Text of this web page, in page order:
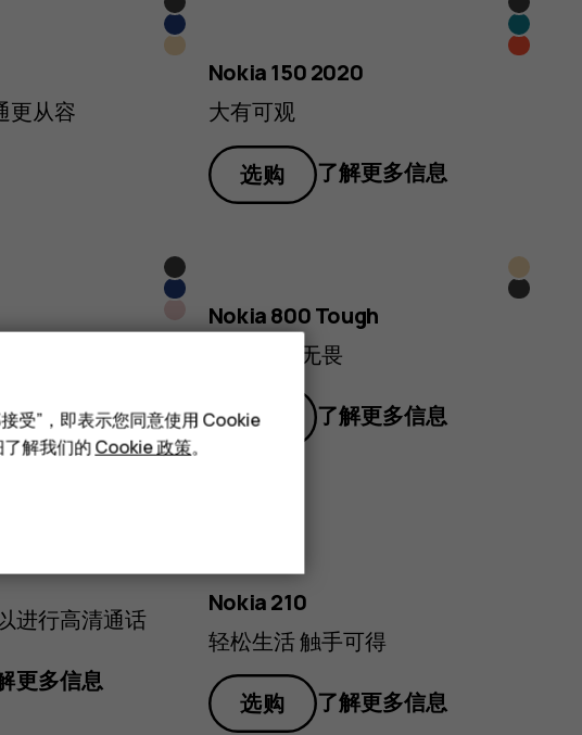
黑
色
藏
蓝
沙
更从容
黑
色
蓝
绿
红
Nokia 150 2020
大有可观
选购 了解更多信息
黑
色
藏
蓝
更多信息
沙
金
黑
Nokia 800 Tough
真三防 真无畏
选购 了解更多信息
色
进行高清通话
更多信息
Nokia 210
轻松生活 触手可得
选购 了解更多信息
受”，即表示您同意使用 Cookie
解我们的Cookie 政策。